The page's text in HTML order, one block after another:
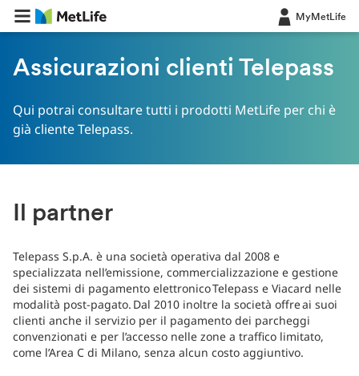
MyMetLife
Assicurazioni clienti Telepass
Qui potrai consultare tutti i prodotti MetLife per chi è
già cliente Telepass.
Il partner
Telepass S.p.A. è una società operativa dal 2008 e
specializzata nell’emissione, commercializzazione e gestione
dei sistemi di pagamento elettronico Telepass e Viacard nelle
modalità post-pagato. Dal 2010 inoltre la società offre ai suoi
clienti anche il servizio per il pagamento dei parcheggi
convenzionati e per l’accesso nelle zone a traffico limitato,
come l’Area C di Milano, senza alcun costo aggiuntivo.